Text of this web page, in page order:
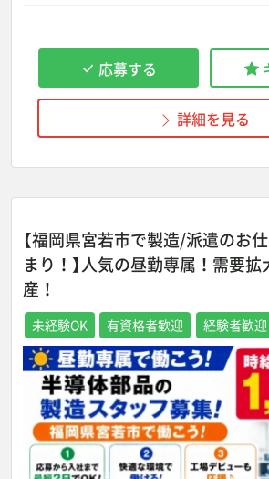
応募する
詳細を見る
【福岡県宮若市で製造/派遣のお
まり！】人気の昼勤専属！需要
産！
未経験OK 有資格者歓迎 経験者歓迎